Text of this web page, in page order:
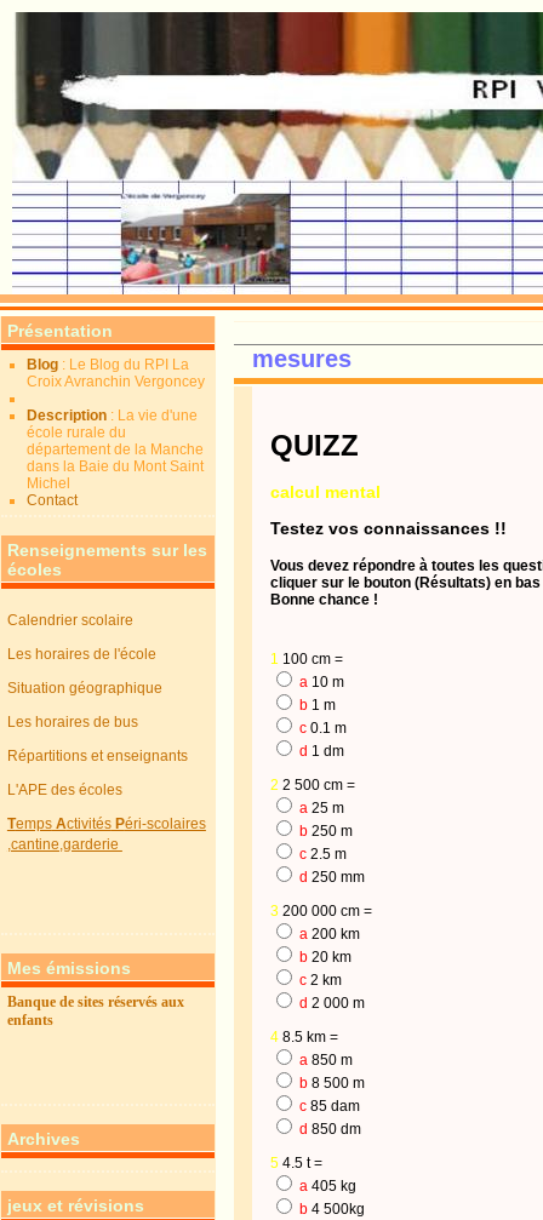
Présentation
Blog : Le Blog du RPI La
Croix Avranchin Vergoncey
Description : La vie d'une
école rurale du
département de la Manche
dans la Baie du Mont Saint
Michel
Contact
Renseignements sur les
écoles
Calendrier scolaire
Les horaires de l'école
Situation géographique
Les horaires de bus
Répartitions et enseignants
L'APE des écoles
TempsActivitésPéri-scolaires
,cantine,garderie
Mes émissions
Banque de sites réservés aux
enfants
Archives
jeux et révisions
mesures
QUIZZ
calcul mental
Testez vos connaissances !!
Vous devez répondre à toutes les
cliquer sur le bouton (Résultats) en
Bonne chance !
1 100 cm =
a 10 m
b 1 m
c0.1 m
d 1 dm
22 500 cm =
a25 m
b250 m
c2.5 m
d250 mm
3200 000 cm =
a200 km
b20 km
c2 km
d2 000 m
48.5 km =
a850 m
b8 500 m
c85 dam
d850 dm
54.5 t =
a405 kg
b4 500kg